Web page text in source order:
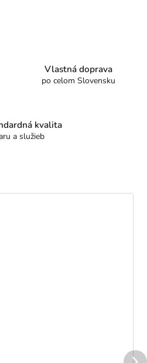
Vlastná doprava
po celom Slovensku
kvalita
a služieb